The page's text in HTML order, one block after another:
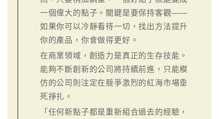
一個偉大的點子。關鍵是要保持客觀——
如果你可以冷靜看待一切，找出方法提升
你的產品，你會做得更好。
在商業領域，創造力是真正的生存技能。
能夠不斷創新的公司將持續前進，只能模
仿的公司則注定在競爭激烈的紅海市場垂
死掙扎。
「任何新點子都是重新組合過去的經驗，